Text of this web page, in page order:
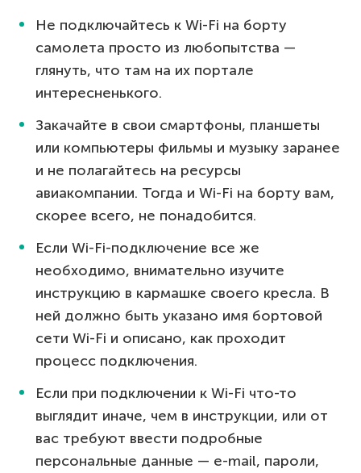
Не подключайтесь к Wi-Fi на борту
самолета просто из любопытства —
глянуть, что там на их портале
интересненького.
Закачайте в свои смартфоны, планшеты
или компьютеры фильмы и музыку заранее
и не полагайтесь на ресурсы
авиакомпании. Тогда и Wi-Fi на борту вам,
скорее всего, не понадобится.
Если Wi-Fi-подключение все же
необходимо, внимательно изучите
инструкцию в кармашке своего кресла. В
ней должно быть указано имя бортовой
сети Wi-Fi и описано, как проходит
процесс подключения.
Если при подключении к Wi-Fi что-то
выглядит иначе, чем в инструкции, или от
вас требуют ввести подробные
персональные данные — e-mail, пароли,